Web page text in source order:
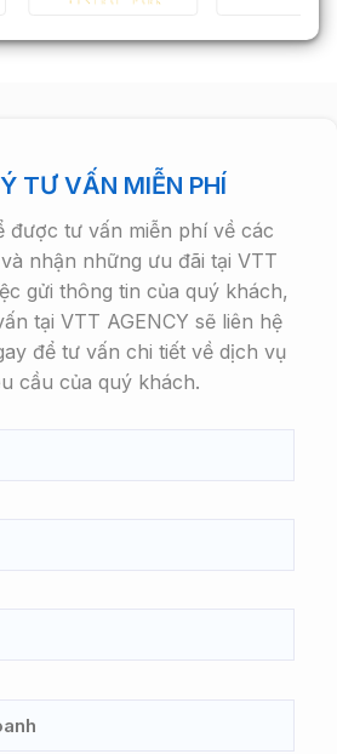
TƯ VẤN MIỄN PHÍ
được tư vấn miễn phí về các
nhận những ưu đãi tại VTT
gửi thông tin của quý khách,
tại VTT AGENCY sẽ liên hệ
để tư vấn chi tiết về dịch vụ
cầu của quý khách.